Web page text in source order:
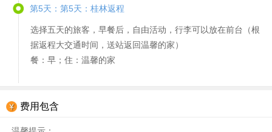
第5天：第5天：桂林返程
选择五天的旅客，早餐后，自由活动，行李可以放在前台（根
据返程大交通时间，送站返回温馨的家）
餐：早；住：温馨的家
费用包含